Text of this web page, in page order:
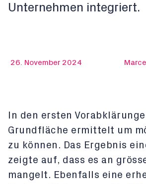
Unternehmen integriert.
26. November 2024
In den ersten
Grundfläche ermittelt um
zu können. Das Ergebnis
zeigte auf, dass es an
mangelt. Ebenfalls eine